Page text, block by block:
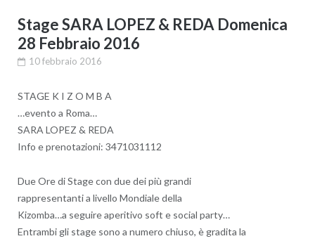
Stage SARA LOPEZ & REDA Domenica
28 Febbraio 2016
10 febbraio 2016
STAGE K I Z O M B A
…evento a Roma…
SARA LOPEZ & REDA
Info e prenotazioni: 3471031112
Due Ore di Stage con due dei più grandi
rappresentanti a livello Mondiale della
Kizomba…a seguire aperitivo soft e social party…
Entrambi gli stage sono a numero chiuso, è gradita la